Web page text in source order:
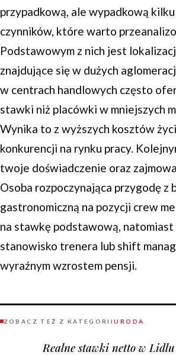
przypadkową, ale wypadkową
czynników, które warto
Podstawowym z nich jest
znajdujące się w dużych
w centrach handlowych często
stawki niż placówki w mniejszych
Wynika to z wyższych kosztów
konkurencji na rynku pracy.
twoje doświadczenie oraz
Osoba rozpoczynająca przygodę z
gastronomiczną na pozycji crew
na stawkę podstawową, natomiast
stanowisko trenera lub shift
wyraźnym wzrostem pensji.
ZOBACZ TEŻ Z KATEGORIIURODA
Realne stawki netto w